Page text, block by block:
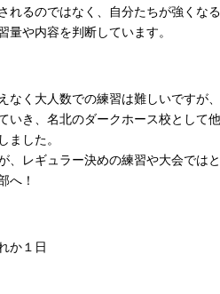
れるのではなく、自分たちが強くな
量や内容を判断しています。
なく大人数での練習は難しいですが
いき、名北のダークホース校として
ました。
、レギュラー決めの練習や大会では
へ！
か１日